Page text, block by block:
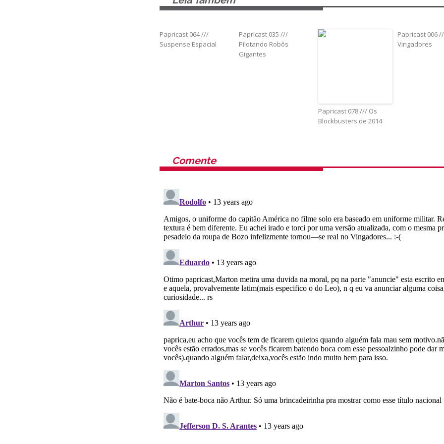
Papricast 064 ///
Suspense Espacial
Papricast 035 ///
Pilotando Robôs
Gigantes
Papricast 078 /// Os
Blockbusters de 2014
Papricast 006
Vingadores
Comente